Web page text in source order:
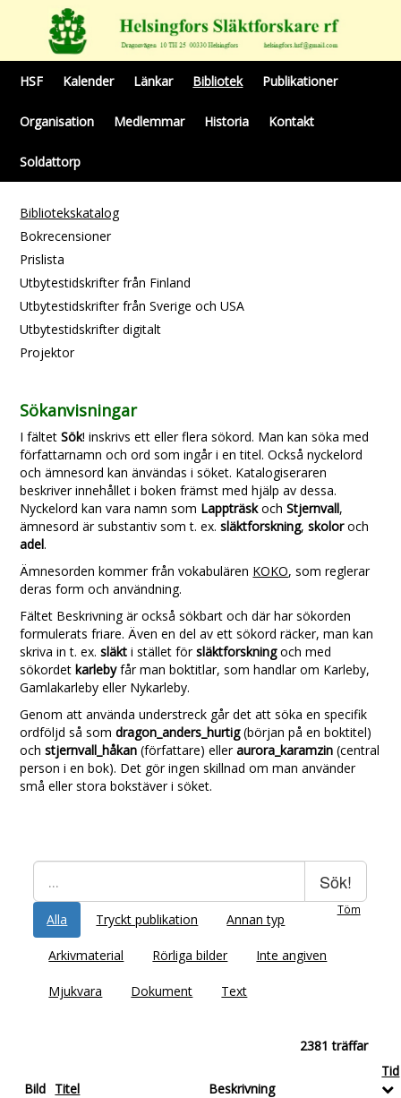
HSF Kalender Länkar Bibliotek Publikationer
Organisation Medlemmar Historia Kontakt
Soldattorp
Bibliotekskatalog
Bokrecensioner
Prislista
Utbytestidskrifter från Finland
Utbytestidskrifter från Sverige och USA
Utbytestidskrifter digitalt
Projektor
Sökanvisningar
I fältetSök! inskrivs ett eller flera sökord. Man kan söka med
författarnamn och ord som ingår i en titel. Också nyckelord
och ämnesord kan änvändas i söket. Katalogiseraren
beskriver innehållet i boken främst med hjälp av dessa.
Nyckelord kan vara namn som LappträskochStjernvall,
ämnesord är substantiv som t. ex.släktforskning,skoloroch
adel.
Ämnesorden kommer från vokabulären KOKO, som reglerar
deras form och användning.
Fältet Beskrivning är också sökbart och där har sökorden
formulerats friare. Även en del av ett sökord räcker, man kan
skriva in t. ex.släkti stället försläktforskningoch med
sökordetkarlebyfår man boktitlar, som handlar om Karleby,
Gamlakarleby eller Nykarleby.
Genom att använda understreck går det att söka en specifik
ordföljd så somdragon_anders_hurtig(början på en boktitel)
ochstjernvall_håkan (författare) elleraurora_karamzin (central
person i en bok). Det gör ingen skillnad om man använder
små eller stora bokstäver i söket.
Sök!
Töm
Alla Tryckt publikation Annan typ
Arkivmaterial Rörliga bilder Inte angiven
Mjukvara Dokument Text
2381 träffar
Bild Titel Beskrivning
Tid